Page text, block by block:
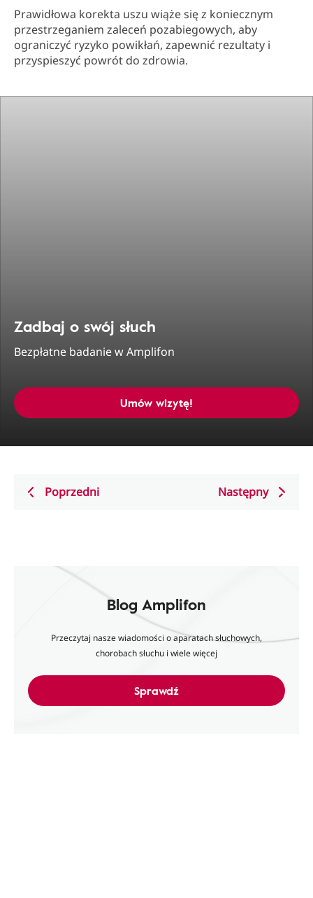
Prawidłowa korekta uszu wiąże się z koniecznym
przestrzeganiem zaleceń pozabiegowych, aby
ograniczyć ryzyko powikłań, zapewnić rezultaty i
przyspieszyć powrót do zdrowia.
Zadbaj o swój słuch
Bezpłatne badanie w Amplifon
Umów wizytę!
Poprzedni Następny
Blog Amplifon
Przeczytaj nasze wiadomości o aparatach słuchowych,
chorobach słuchu i wiele więcej
Sprawdź